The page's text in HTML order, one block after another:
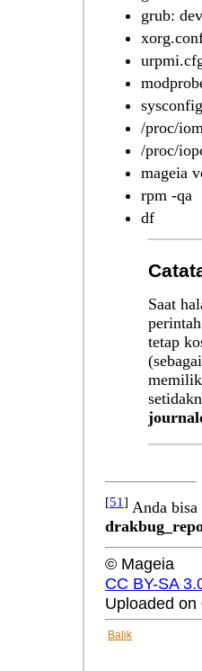
grub:
/proc/
/proc/
mageia
rpm -qa
df
Saat
tetap
[51] Anda
© Mageia
CC BY-SA
Uploaded
Balik